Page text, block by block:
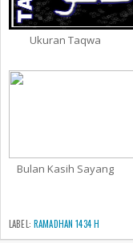
Ukuran Taqwa
Bulan Kasih Sayang
LABEL: RAMADHAN 1434 H